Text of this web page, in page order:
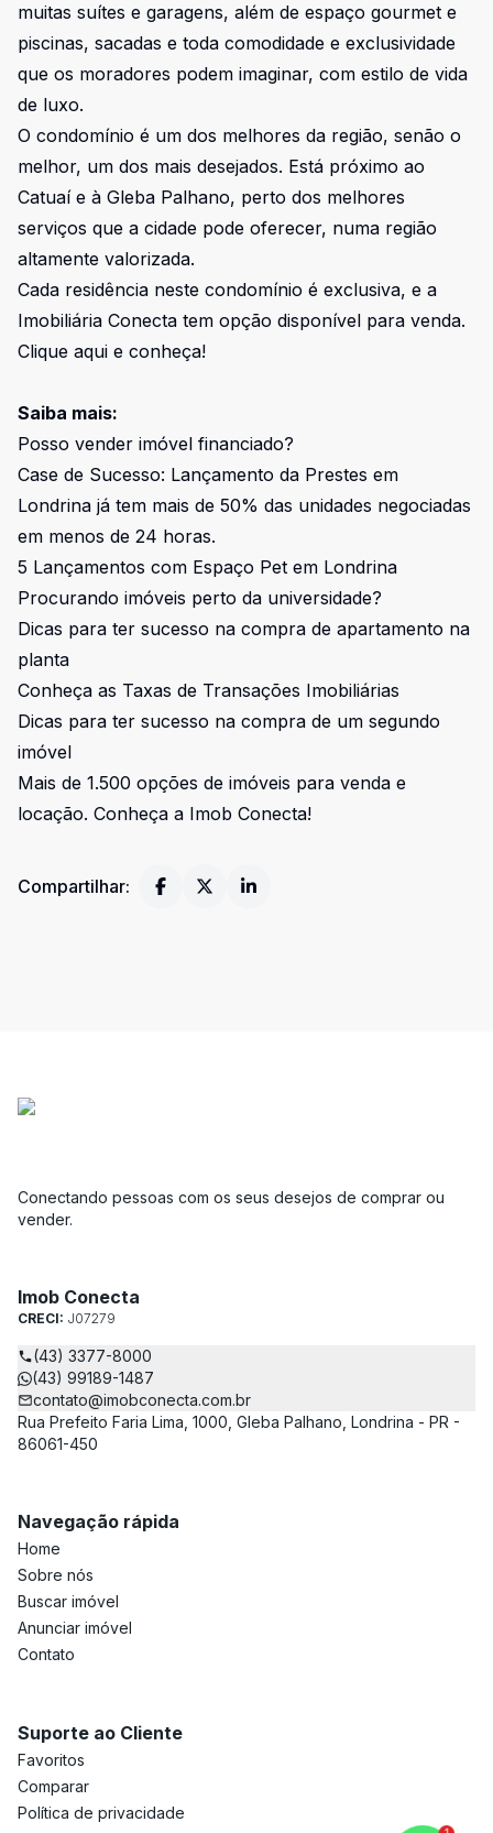
muitas suítes e garagens, além de espaço gourmet e
piscinas, sacadas e toda comodidade e exclusividade
que os moradores podem imaginar, com estilo de vida
de luxo.
O condomínio é um dos melhores da região, senão o
melhor, um dos mais desejados. Está próximo ao
Catuaí e à Gleba Palhano, perto dos melhores
serviços que a cidade pode oferecer, numa região
altamente valorizada.
Cada residência neste condomínio é exclusiva, e a
Imobiliária Conecta tem opção disponível para venda.
Clique aqui e conheça!
Saiba mais:
Posso vender imóvel financiado?
Case de Sucesso: Lançamento da Prestes em
Londrina já tem mais de 50% das unidades negociadas
em menos de 24 horas.
5 Lançamentos com Espaço Pet em Londrina
Procurando imóveis perto da universidade?
Dicas para ter sucesso na compra de apartamento na
planta
Conheça as Taxas de Transações Imobiliárias
Dicas para ter sucesso na compra de um segundo
imóvel
Mais de 1.500 opções de imóveis para venda e
locação. Conheça a Imob Conecta!
Compartilhar:
Conectando pessoas com os seus desejos de comprar ou
vender.
Imob Conecta
CRECI: J07279
(43) 3377-8000
(43) 99189-1487
contato@imobconecta.com.br
Rua Prefeito Faria Lima, 1000, Gleba Palhano, Londrina - PR -
86061-450
Navegação rápida
Home
Sobre nós
Buscar imóvel
Anunciar imóvel
Contato
Suporte ao Cliente
Favoritos
Comparar
Política de privacidade